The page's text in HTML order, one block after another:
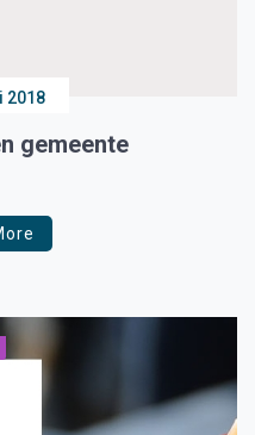
2018
gemeente